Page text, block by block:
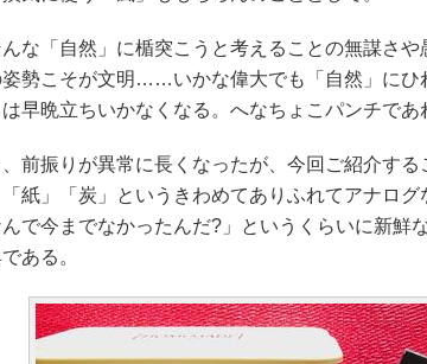
な「自然」に楯突こうと考えることの無謀さや
姿勢こそが文明……いかな偉大でも「自然」にひ
は早晩立ちいかなくなる。へなちょこパンチであ
前振りが異常に長くなったが、今回ご紹介する
紙」「炭」というきわめてありふれてアナロ
んで今までなかったんだ?」というくらいに新鮮
ある。